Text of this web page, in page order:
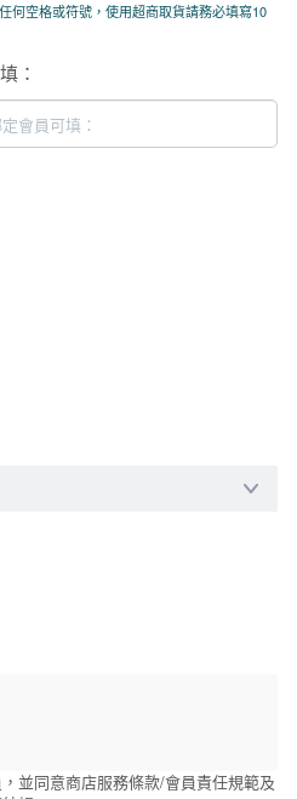
何空格或符號，使用超商取貨請務必填寫10
：
並同意商店服務條款/會員責任規範及